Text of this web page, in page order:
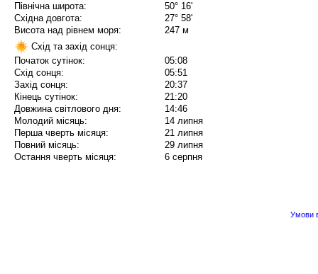
Північна широта:
50° 16'
Східна довгота:
27° 58'
Висота над рівнем моря:
247 м
Схід та захід сонця:
Початок сутінок:
05:08
Схід сонця:
05:51
Захід сонця:
20:37
Кінець сутінок:
21:20
Довжина світлового дня:
14:46
Молодий місяць:
14 липня
Перша чверть місяця:
21 липня
Повний місяць:
29 липня
Остання чверть місяця:
6 серпня
Умови